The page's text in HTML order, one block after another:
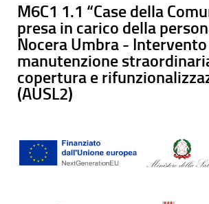
M6C1 1.1 “Case della
presa in carico della
Nocera Umbra -
manutenzione
copertura e
(AUSL2)